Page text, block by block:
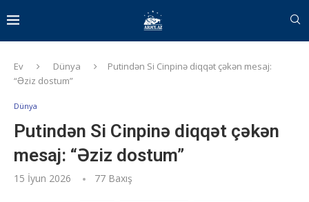
Ev Dünya
Putindən Si Cinpinə diqqət çəkən mesaj:
“Əziz dostum”
Dünya
Putindən Si Cinpinə diqqət çəkən
mesaj: “Əziz dostum”
15 İyun 2026 77 Baxış